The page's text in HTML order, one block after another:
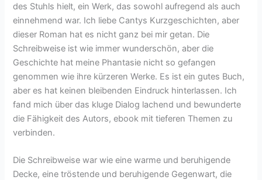
des Stuhls hielt, ein Werk, das sowohl aufregend als auch
einnehmend war. Ich liebe Cantys Kurzgeschichten, aber
dieser Roman hat es nicht ganz bei mir getan. Die
Schreibweise ist wie immer wunderschön, aber die
Geschichte hat meine Phantasie nicht so gefangen
genommen wie ihre kürzeren Werke. Es ist ein gutes Buch,
aber es hat keinen bleibenden Eindruck hinterlassen. Ich
fand mich über das kluge Dialog lachend und bewunderte
die Fähigkeit des Autors, ebook mit tieferen Themen zu
verbinden.
Die Schreibweise war wie eine warme und beruhigende
Decke, eine tröstende und beruhigende Gegenwart, die